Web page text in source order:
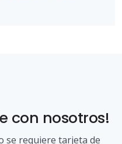
con nosotros!
se requiere tarjeta de